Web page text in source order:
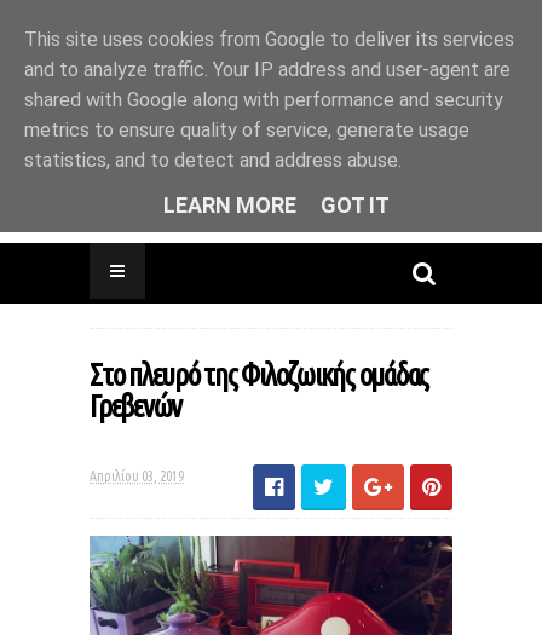
Drinks & Coffee * Pancakes * Live Music *
Photo Exhibitions * Βook Presentations *
Animal friendly
Στο πλευρό της Φιλοζωικής ομάδας
Γρεβενών
Απριλίου 03, 2019
This site uses cookies from Google to deliver its services
and to analyze traffic. Your IP address and user-agent are
shared with Google along with performance and security
metrics to ensure quality of service, generate usage
statistics, and to detect and address abuse.
LEARN MORE GOT IT